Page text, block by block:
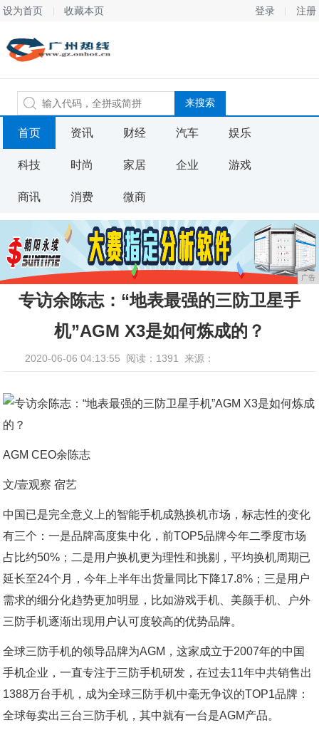
设为首页 收藏本页 登录 注册
首页 资讯 财经 汽车 娱乐
科技 时尚 家居 企业 游戏
商讯 消费 微商
广告
专访余陈志：“地表最强的三防卫星手
机”AGM X3是如何炼成的？
2020-06-06 04:13:55 阅读：1391 来源：
AGM CEO余陈志
文/壹观察 宿艺
中国已是完全意义上的智能手机成熟换机市场，标志性的变化
有三个：一是品牌高度集中化，前TOP5品牌今年二季度市场
占比约50%；二是用户换机更为理性和挑剔，平均换机周期已
延长至24个月，今年上半年出货量同比下降17.8%；三是用户
需求的细分化趋势更加明显，比如游戏手机、美颜手机、户外
三防手机逐渐出现用户认可度较高的优势品牌。
全球三防手机的领导品牌为AGM，这家成立于2007年的中国
手机企业，一直专注于三防手机研发，在过去11年中共销售出
1388万台手机，成为全球三防手机中毫无争议的TOP1品牌：
全球每卖出三台三防手机，其中就有一台是AGM产品。